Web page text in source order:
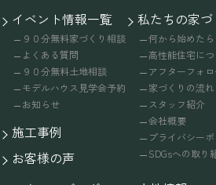
イベント情報一覧
９０分無料家づくり相談
よくある質問
９０分無料土地相談
モデルハウス見学会予約
お知らせ
施工事例
お客様の声
私たちの家づ
何から始めたら
高性能住宅につ
アフターフォロ
家づくりの流れ
スタッフ紹介
会社概要
プライバシー
SDGsへの取り